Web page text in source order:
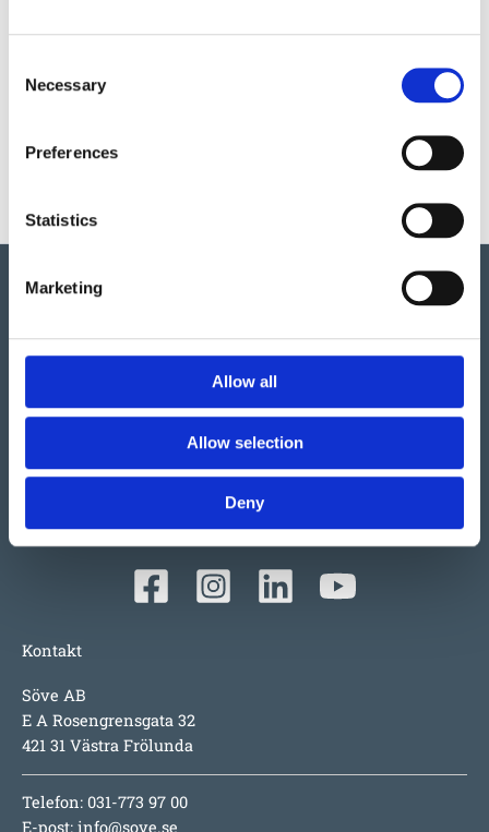
Selection
Necessary
Preferences
Statistics
Marketing
Allow all
Allow selection
Deny
Garantivillkor
på hemsidan.
Vi har så mycket vi skulle vilja berätta om detta både
stora och lilla företag i Ulefoss, Norge. Ett familjeföretag
som i snart 50 år tillverkat och sålt lekplatsutrustning,
på produkterna i sig; underhållsfritt, lång garanti,
inspirerande utmaningar för barnen, hög säkerhet och
numera även design i toppklass.
Kontakt
Söve AB
E A Rosengrensgata 32
421 31 Västra Frölunda
Telefon: 031-773 97 00
E-post: info@sove.se